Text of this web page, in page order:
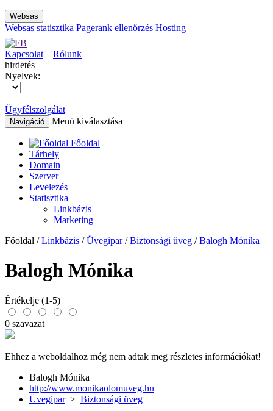
Websas
Websas statisztika Pagerank ellenőrzés Hosting
Kapcsolat
Rólunk
hirdetés
Nyelvek:
Ügyfélszolgálat
Navigáció Menü kiválasztása
Főoldal
Tárhely
Domain
Szerver
Levelezés
Statisztika
Linkbázis
Marketing
Főoldal /Linkbázis /Üvegipar/Biztonsági üveg /Balogh Mónika
Balogh Mónika
Értékelje (1-5)
0 szavazat
Ehhez a weboldalhoz még nem adtak meg részletes információkat!
Balogh Mónika
http://www.monikaolomuveg.hu
Üvegipar> Biztonsági üveg